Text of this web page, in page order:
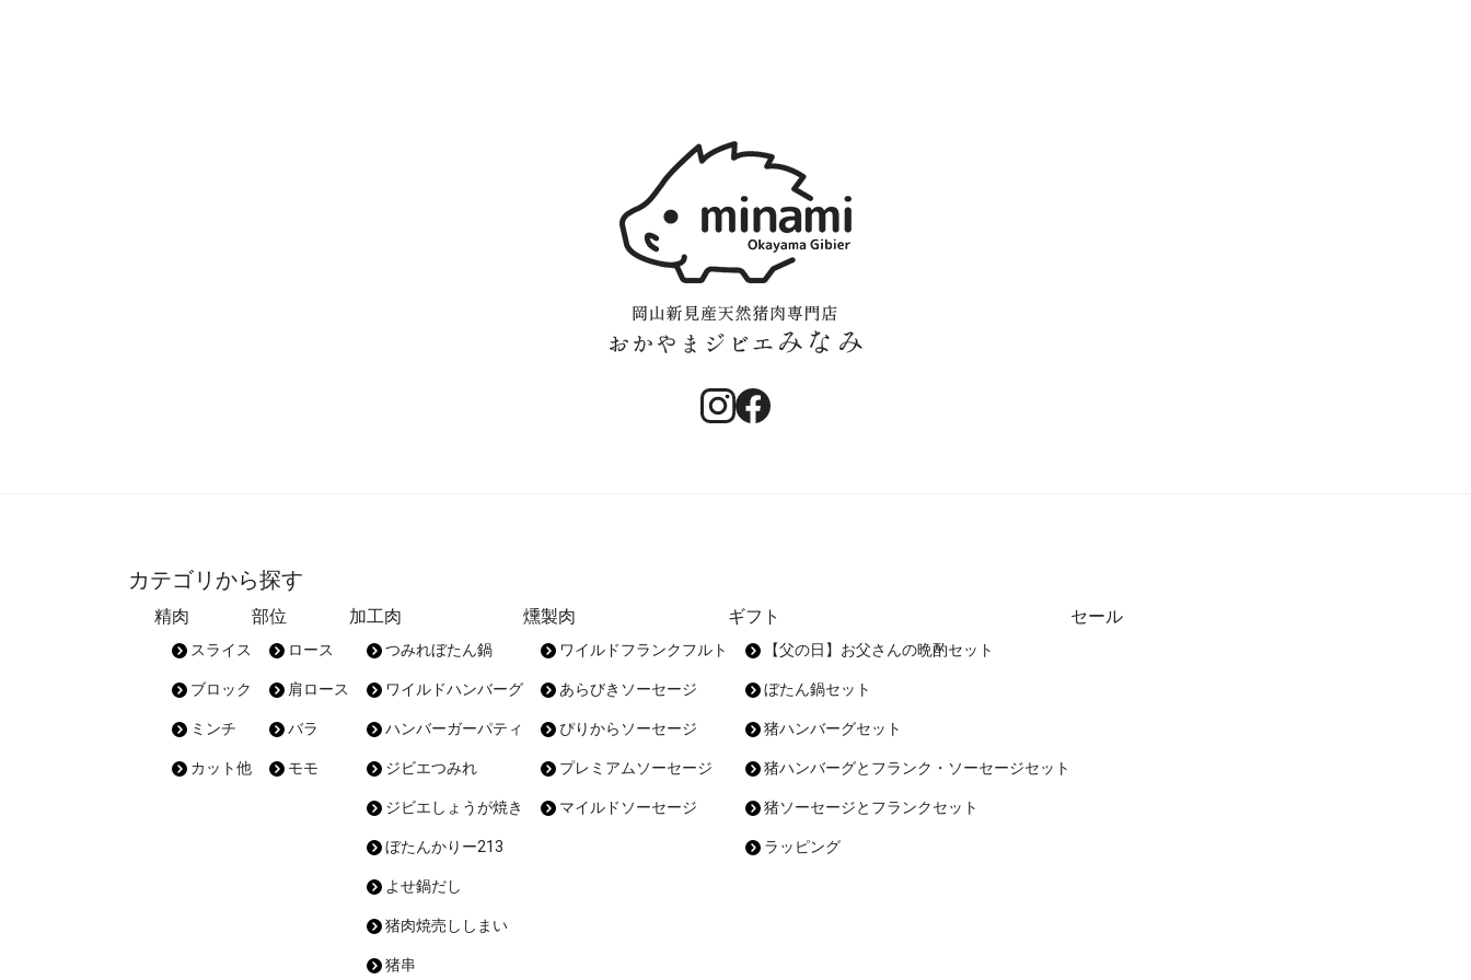
カテゴリから探す
精肉
スライス
ブロック
ミンチ
カット他
部位
ロース
肩ロース
バラ
モモ
加工肉
つみれぼたん鍋
ワイルドハンバーグ
ハンバーガーパティ
ジビエつみれ
ジビエしょうが焼き
ぼたんかりー213
よせ鍋だし
猪肉焼売ししまい
猪串
燻製肉
ワイルドフランクフルト
あらびきソーセージ
ぴりからソーセージ
プレミアムソーセージ
マイルドソーセージ
ギフト
【父の日】お父さんの晩酌セット
ぼたん鍋セット
猪ハンバーグセット
猪ハンバーグとフランク・ソーセージセット
猪ソーセージとフランクセット
ラッピング
セール